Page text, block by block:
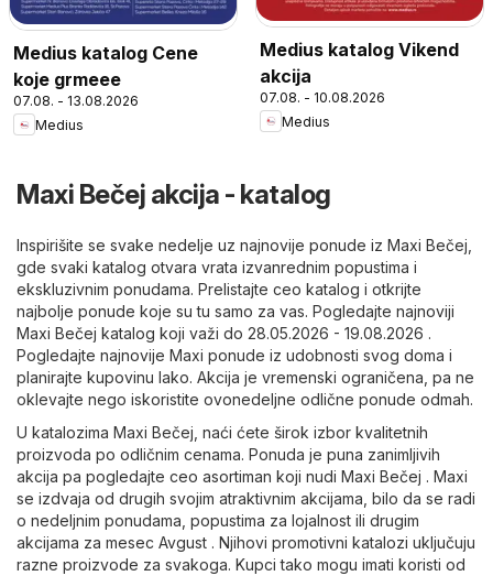
Medius katalog Cene
koje grmeee
07.08. - 13.08.2026
Medius
Medius katalog Vikend
akcija
07.08. - 10.08.2026
Medius
Maxi Bečej akcija - katalog
Inspirišite se svake nedelje uz najnovije ponude iz Maxi Bečej,
gde svaki katalog otvara vrata izvanrednim popustima i
ekskluzivnim ponudama. Prelistajte ceo katalog i otkrijte
najbolje ponude koje su tu samo za vas. Pogledajte najnoviji
Maxi Bečej katalog koji važi do 28.05.2026 - 19.08.2026 .
Pogledajte najnovije Maxi ponude iz udobnosti svog doma i
planirajte kupovinu lako. Akcija je vremenski ograničena, pa ne
oklevajte nego iskoristite ovonedeljne odlične ponude odmah.
U katalozima Maxi Bečej, naći ćete širok izbor kvalitetnih
proizvoda po odličnim cenama. Ponuda je puna zanimljivih
akcija pa pogledajte ceo asortiman koji nudi Maxi Bečej . Maxi
se izdvaja od drugih svojim atraktivnim akcijama, bilo da se radi
o nedeljnim ponudama, popustima za lojalnost ili drugim
akcijama za mesec Avgust . Njihovi promotivni katalozi uključuju
razne proizvode za svakoga. Kupci tako mogu imati koristi od